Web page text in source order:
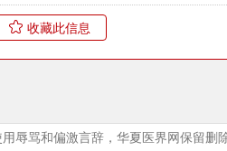
收藏此信息